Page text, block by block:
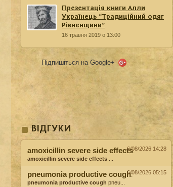
Презентація книги Алли
Українець “Традиційний одяг
Рівненщини”
16 травня 2019 о 13:00
Підпишіться на Google+
ВІДГУКИ
amoxicillin severe side effects:
amoxicillin severe side effects
6/08/2026 14:28
pneumonia productive cough:
pneumonia productive cough pneu...
6/08/2026 05:15